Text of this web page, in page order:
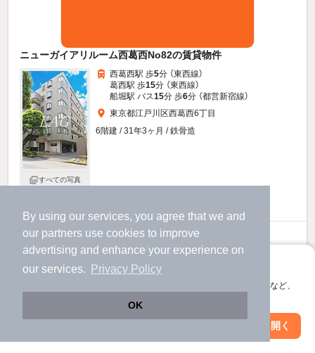
By using our services, you agree that we and
our partners use cookies to improve
advertising and enhance your experience on
our services.
Privacy Policy
OK
アプリに切り替えて、サクサクお部屋探し
会員登録なしですぐ使える。マップ検索やお気に入り保存など、
アプリを開く
ニューガイアリルーム西葛西No82の賃貸物件
すべての写真
西葛西駅 歩5分 （東西線）
葛西駅 歩15分 （東西線）
船堀駅 バス15分 歩6分 （都営新宿線）
東京都江戸川区西葛西6丁目
6階建 / 31年3ヶ月 / 鉄骨造
13.2
（管理費10,000円）
敷 1.0ヶ月 礼 1.0ヶ月
6階 / 2LDK / 56.86㎡
絞り込み条件を変更